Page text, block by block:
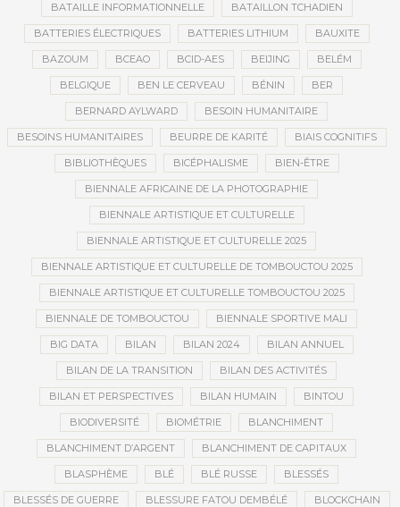
BATAILLE INFORMATIONNELLE BATAILLON TCHADIEN
BATTERIES ÉLECTRIQUES BATTERIES LITHIUM BAUXITE
BAZOUM BCEAO BCID-AES BEIJING BELÉM
BELGIQUE BEN LE CERVEAU BÉNIN BER
BERNARD AYLWARD BESOIN HUMANITAIRE
BESOINS HUMANITAIRES BEURRE DE KARITÉ BIAIS COGNITIFS
BIBLIOTHÈQUES BICÉPHALISME BIEN-ÊTRE
BIENNALE AFRICAINE DE LA PHOTOGRAPHIE
BIENNALE ARTISTIQUE ET CULTURELLE
BIENNALE ARTISTIQUE ET CULTURELLE 2025
BIENNALE ARTISTIQUE ET CULTURELLE DE TOMBOUCTOU 2025
BIENNALE ARTISTIQUE ET CULTURELLE TOMBOUCTOU 2025
BIENNALE DE TOMBOUCTOU BIENNALE SPORTIVE MALI
BIG DATA BILAN BILAN 2024 BILAN ANNUEL
BILAN DE LA TRANSITION BILAN DES ACTIVITÉS
BILAN ET PERSPECTIVES BILAN HUMAIN BINTOU
BIODIVERSITÉ BIOMÉTRIE BLANCHIMENT
BLANCHIMENT D’ARGENT BLANCHIMENT DE CAPITAUX
BLASPHÈME BLÉ BLÉ RUSSE BLESSÉS
BLESSÉS DE GUERRE BLESSURE FATOU DEMBÉLÉ BLOCKCHAIN